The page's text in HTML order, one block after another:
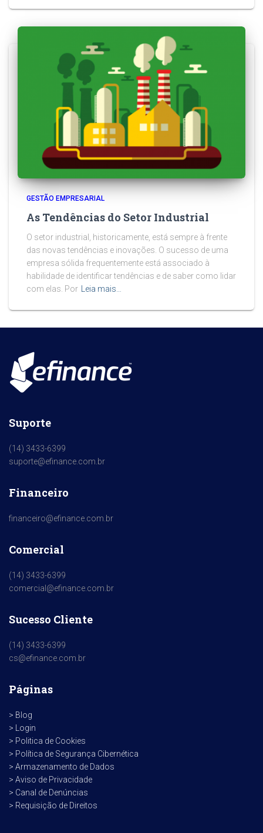
GESTÃO EMPRESARIAL
As Tendências do Setor Industrial
O setor industrial, historicamente, está sempre à frente
das novas tendências e inovações. O sucesso de uma
empresa sólida frequentemente está associado à
habilidade de identificar tendências e de saber como lidar
com elas. Por
Leia mais…
Suporte
(14) 3433-6399
suporte@efinance.com.br
Financeiro
financeiro@efinance.com.br
Comercial
(14) 3433-6399
comercial@efinance.com.br
Sucesso Cliente
(14) 3433-6399
cs@efinance.com.br
Páginas
> Blog
> Login
> Politica de Cookies
> Política de Segurança Cibernética
> Armazenamento de Dados
> Aviso de Privacidade
> Canal de Denúncias
> Requisição de Direitos